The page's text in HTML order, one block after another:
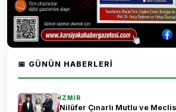
📅 GÜNÜN HABERLERI
İZMİR
Nilüfer Çınarlı Mutlu ve